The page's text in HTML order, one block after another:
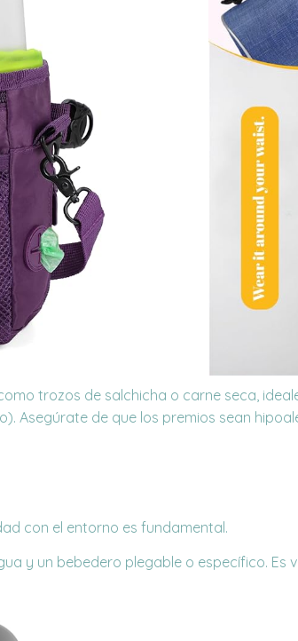
trozos de salchicha o carne seca,
Asegúrate de que los premios sean
con el entorno es fundamental.
y un bebedero plegable o específico.